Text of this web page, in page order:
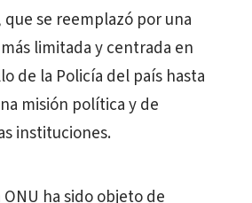
que se reemplazó por una
limitada y centrada en
de la Policía del país hasta
misión política y de
instituciones.
ha sido objeto de